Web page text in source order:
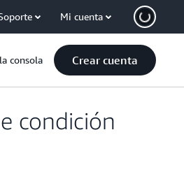
Mi cuenta
consola Crear cuenta
condición